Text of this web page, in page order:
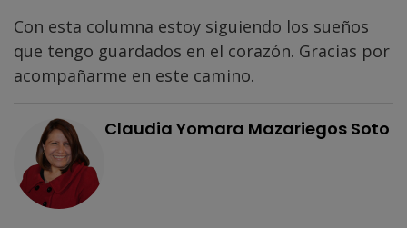
Con esta columna estoy siguiendo los sueños
que tengo guardados en el corazón. Gracias por
acompañarme en este camino.
Claudia Yomara Mazariegos Soto